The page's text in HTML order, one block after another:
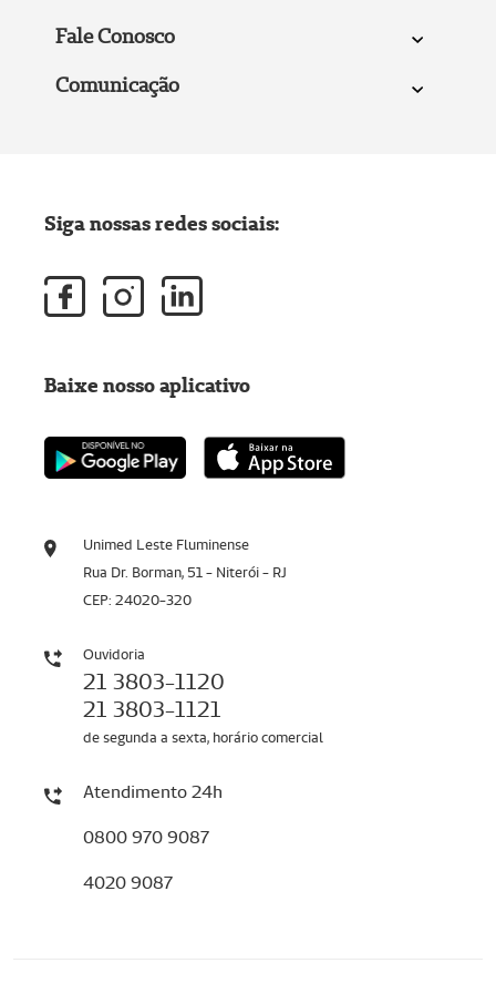
Fale Conosco
Comunicação
Unimed Leste Fluminense
Rua Dr. Borman, 51 - Niterói - RJ
CEP: 24020-320
Ouvidoria
21 3803-1120
21 3803-1121
de segunda a sexta, horário comercial
Atendimento 24h
0800 970 9087
4020 9087
Siga nossas redes sociais:
Baixe nosso aplicativo